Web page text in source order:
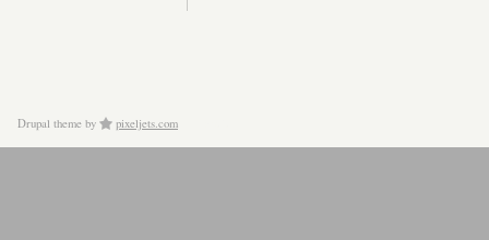
Drupal theme by pixeljets.com